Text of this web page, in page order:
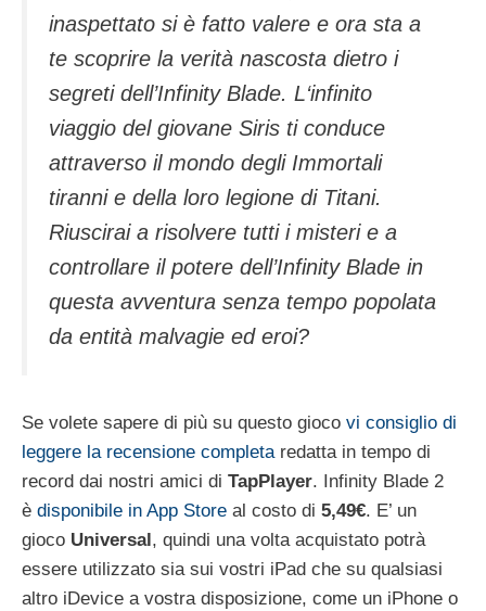
inaspettato si è fatto valere e ora sta a
te scoprire la verità nascosta dietro i
segreti dell’Infinity Blade. L‘infinito
viaggio del giovane Siris ti conduce
attraverso il mondo degli Immortali
tiranni e della loro legione di Titani.
Riuscirai a risolvere tutti i misteri e a
controllare il potere dell’Infinity Blade in
questa avventura senza tempo popolata
da entità malvagie ed eroi?
Se volete sapere di più su questo gioco vi consiglio di
leggere la recensione completa redatta in tempo di
record dai nostri amici di TapPlayer. Infinity Blade 2
è disponibile in App Store al costo di 5,49€. E’ un
gioco Universal , quindi una volta acquistato potrà
essere utilizzato sia sui vostri iPad che su qualsiasi
altro iDevice a vostra disposizione, come un iPhone o